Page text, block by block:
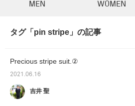
MEN WOMEN
タグ「pin stripe」の記事
Precious stripe suit.②
2021.06.16
吉井 聖